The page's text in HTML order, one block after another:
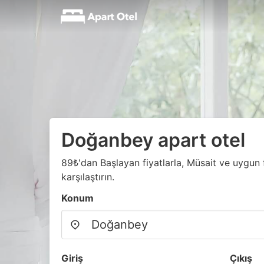
Doğanbey apart otel
89₺'dan Başlayan fiyatlarla, Müsait ve
karşılaştırın.
Konum
Giriş Çıkış